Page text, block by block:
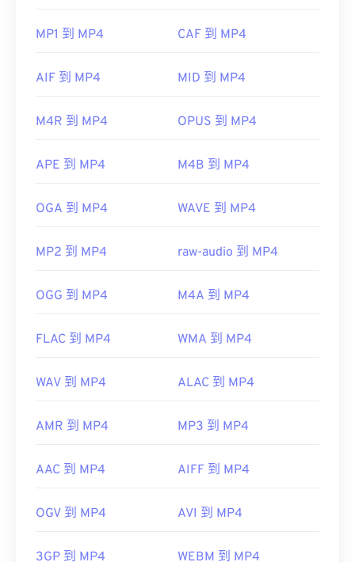
能会出现问题。MP4 是一个包含各种数据的容器，
兼容。要解决此问题，请尝试使用VLC 媒体播放
开发者：
运动图像专家组 (MPEG)
标准：ISO/IEC 14496
有用的链接：
MP1 到 MP4 CAF 到 MP4
AIF 到 MP4 MID 到 MP4
M4R 到 MP4 OPUS 到 MP4
APE 到 MP4 M4B 到 MP4
OGA 到 MP4 WAVE 到 MP4
MP2 到 MP4 raw-audio 到 MP4
OGG 到 MP4 M4A 到 MP4
FLAC 到 MP4 WMA 到 MP4
WAV 到 MP4 ALAC 到 MP4
AMR 到 MP4 MP3 到 MP4
AAC 到 MP4 AIFF 到 MP4
OGV 到 MP4 AVI 到 MP4
3GP 到 MP4 WEBM 到 MP4